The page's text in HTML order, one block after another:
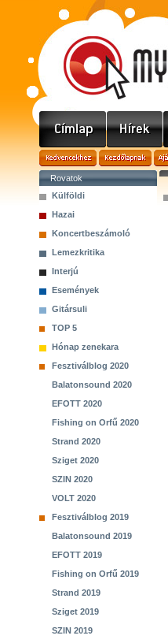
Rovatok
Külföldi
Hazai
Koncertbeszámoló
Lemezkritika
Interjú
Események
Gitársuli
TOP 5
Hónap zenekara
Fesztiválblog 2020
Balatonsound 2020
EFOTT 2020
Fishing on Orfű 2020
Strand 2020
Sziget 2020
SZIN 2020
VOLT 2020
Fesztiválblog 2019
Balatonsound 2019
EFOTT 2019
Fishing on Orfű 2019
Strand 2019
Sziget 2019
SZIN 2019